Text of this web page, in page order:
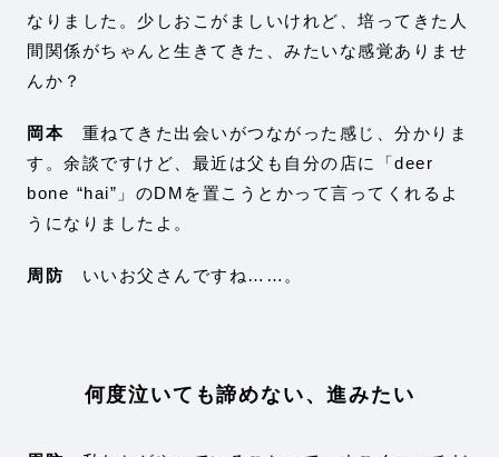
なりました。少しおこがましいけれど、培ってきた人
間関係がちゃんと生きてきた、みたいな感覚ありませ
んか？
岡本 重ねてきた出会いがつながった感じ、分かりま
す。余談ですけど、最近は父も自分の店に「deer
bone “hai”」のDMを置こうとかって言ってくれるよ
うになりましたよ。
周防 いいお父さんですね……。
何度泣いても諦めない、進みたい